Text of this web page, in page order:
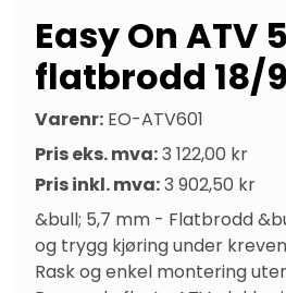
Easy On ATV
flatbrodd 18/
Varenr: EO-ATV601
Pris eks. mva:3 122,00 kr
Pris inkl. mva:3 902,50 kr
&bull; 5,7 mm - Flatbrodd
og trygg kjøring under
Rask og enkel montering